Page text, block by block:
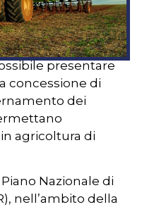
presentare
concessione di
dei
agricoltura di
Nazionale di
nell’ambito della